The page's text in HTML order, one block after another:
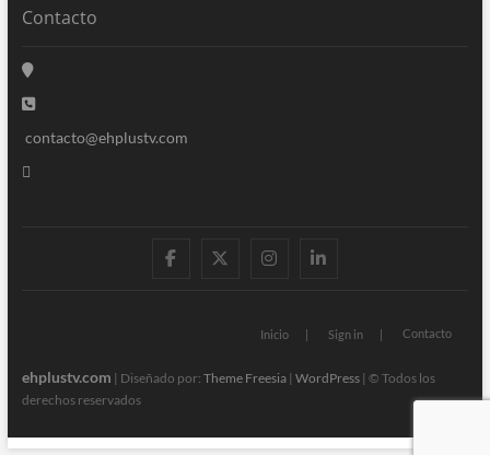
Contacto
contacto@ehplustv.com
facebooktwitterinstagram
linkedin
Inicio Sign in Contacto
ehplustv.com | Diseñado por: Theme Freesia| WordPress| © Todos los
derechos reservados